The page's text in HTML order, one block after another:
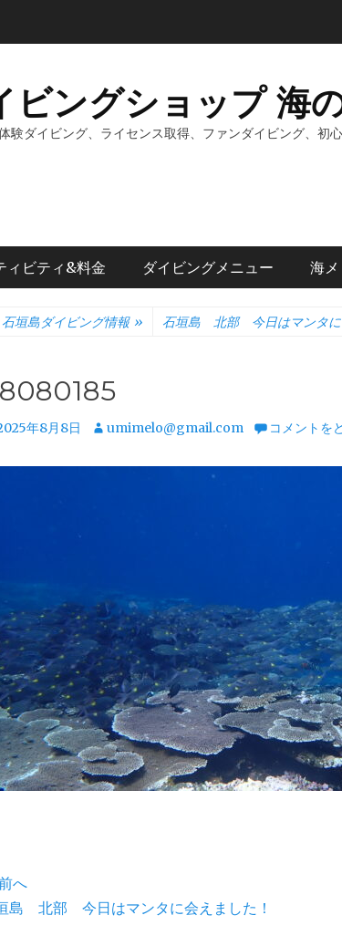
ビングショップ
験ダイビング、ライセンス取得、ファンダイビング、初
ィビティ&料金 ダイビングメニュー 海
石垣島ダイビング情報 » 石垣島 北部 今日はマンタに
年8月8日
投
者
umimelo@gmail.com コメントを
へ
島 北部 今日はマンタに会えました！